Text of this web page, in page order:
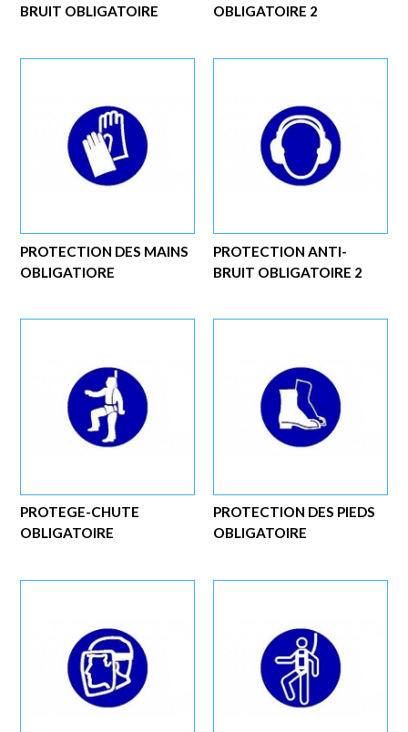
OBLIGATOIRE 2
BRUIT OBLIGATOIRE
PROTECTION ANTI-
BRUIT OBLIGATOIRE 2
PROTECTION DES MAINS
OBLIGATIORE
PROTECTION DES PIEDS
OBLIGATOIRE
PROTEGE-CHUTE
OBLIGATOIRE